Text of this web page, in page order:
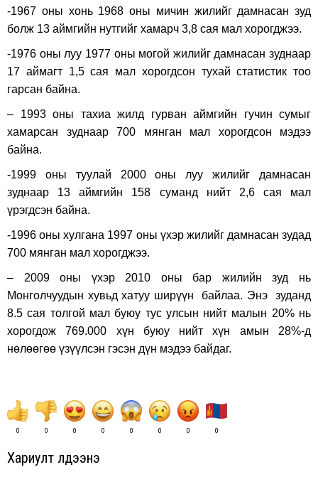
-1967 оны хонь 1968 оны мичин жилийг дамнасан зуд
болж 13 аймгийн нутгийг хамарч 3,8 сая мал хорогджээ.
-1976 оны луу 1977 оны могой жилийг дамнасан зуднаар
17 аймагт 1,5 сая мал хорогдсон тухай статистик тоо
гарсан байна.
– 1993 оны тахиа жилд гурван аймгийн гучин сумыг
хамарсан зуднаар 700 мянган мал хорогдсон мэдээ
байна.
-1999 оны туулай 2000 оны луу жилийг дамнасан
зуднаар 13 аймгийн 158 суманд нийт 2,6 сая мал
үрэгдсэн байна.
-1996 оны хулгана 1997 оны үхэр жилийг дамнасан зудад
700 мянган мал хорогджээ.
– 2009 оны үxэр 2010 оны бар жилийн зуд нь
Монголчуудын хувьд хатуу ширүүн байлаа. Энэ зуданд
8.5 сая толгой мал буюу тус улсын нийт малын 20% нь
хорогдож 769.000 хүн буюу нийт хүн амын 28%-д
нөлөөгөө үзүүлсэн гэсэн дүн мэдээ байдаг.
0 0 0 0 0 0 0 0
Хариулт үлдээнэ үү